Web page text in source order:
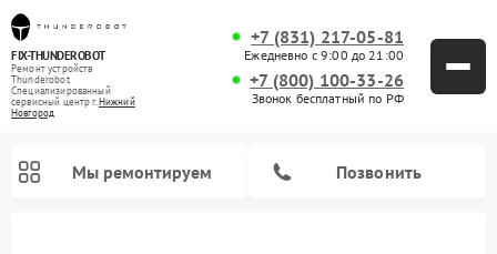
FIX-THUNDEROBOT
Ремонт устройств
Thunderobot
Специализированный
cервисный центр г.Нижний
Новгород
+7 (831) 217-05-81
Ежедневно с 9:00 до 21:00
+7 (800) 100-33-26
Звонок бесплатный по РФ
Мы ремонтируем Позвонить